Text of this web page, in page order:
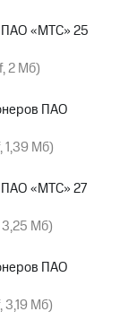
ПАО «МТС» 25
2 Мб)
ПАО
1,39 Мб)
ПАО «МТС» 27
Мб)
ПАО
3,19 Мб)